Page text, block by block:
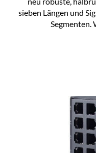
sieben Längen und
Segmenten.